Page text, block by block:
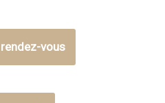
vous